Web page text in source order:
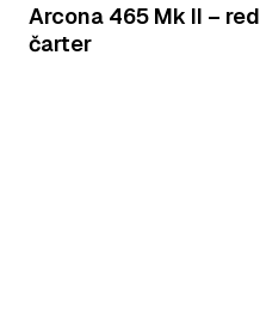
Arcona 465 Mk II –
čarter